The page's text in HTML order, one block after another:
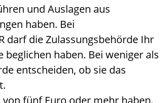
und Auslagen aus
haben. Bei
darf die Zulassungsbehörde Ihr
beglichen haben. Bei weniger als
de entscheiden, ob sie das
von fünf Euro oder mehr haben.